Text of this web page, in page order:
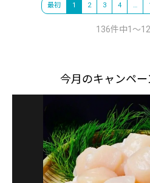
最初 1 2 3 4 …
136件中1～
今月のキャンペ